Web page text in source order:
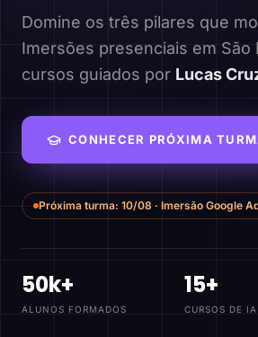
Domine os três pilares que
Imersões presenciais em
cursos guiados por Lucas
CONHECER PRÓXIMA
Próxima turma: 10/08 · Imersão Google
50k+
ALUNOS FORMADOS
15+
CURSOS DE IA